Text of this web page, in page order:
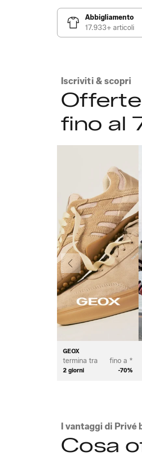
Abbigliamento
17.933+ articoli
Iscriviti & scopri
fino al
GEOX
termina tra
2 giorni
fino a *
-70%
Precedente
I vantaggi di Privé
Cosa